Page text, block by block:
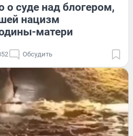
о суде над блогером,
нацизм
матери
Обсудить